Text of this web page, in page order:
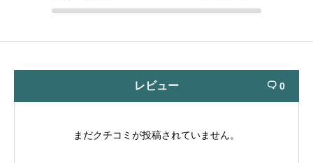
レビュー  0
まだクチコミが投稿されていません。